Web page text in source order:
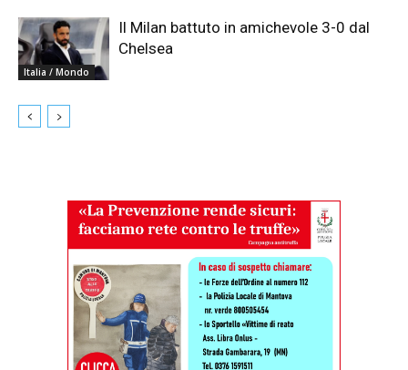
Italia / Mondo
Il Milan battuto in amichevole 3-0 dal
Chelsea